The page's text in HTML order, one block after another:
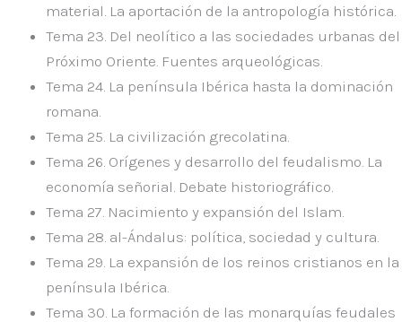
material. La aportación de la antropología histórica.
Tema 23. Del neolítico a las sociedades urbanas del
Próximo Oriente. Fuentes arqueológicas.
Tema 24. La península Ibérica hasta la dominación
romana.
Tema 25. La civilización grecolatina.
Tema 26. Orígenes y desarrollo del feudalismo. La
economía señorial. Debate historiográfico.
Tema 27. Nacimiento y expansión del Islam.
Tema 28. al-Ándalus: política, sociedad y cultura.
Tema 29. La expansión de los reinos cristianos en la
península Ibérica.
Tema 30. La formación de las monarquías feudales